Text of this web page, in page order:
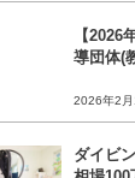
【2026
導団体(
2026年2月
ダイビ